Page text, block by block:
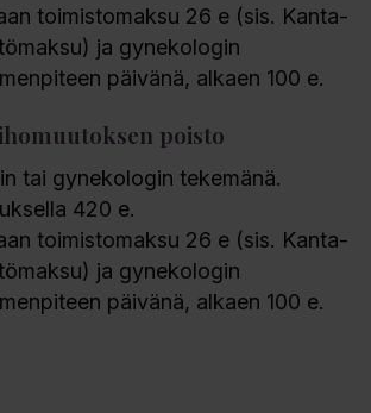
toimistomaksu 26 e (sis. Kanta-
ja gynekologin
päivänä, alkaen 100 e.
poisto
tai gynekologin tekemänä.
420 e.
toimistomaksu 26 e (sis. Kanta-
ja gynekologin
päivänä, alkaen 100 e.